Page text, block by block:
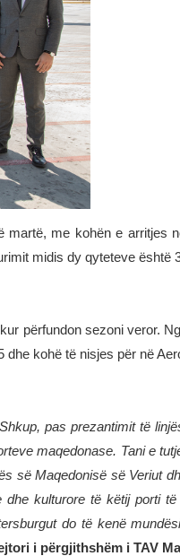
me kohën e arritjes
midis dy qyteteve është
përfundon sezoni veror.
kohë të nisjes për në
pas prezantimit të
maqedonase. Tani e
së Maqedonisë së Veriut
dhe kulturore të këtij porti
do të kenë
i përgjithshëm i TAV